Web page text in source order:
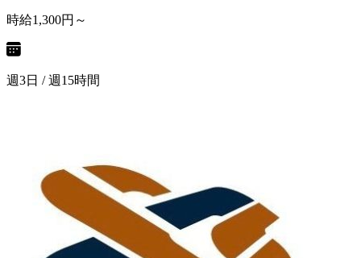
時給1,300円～
週3日 / 週15時間